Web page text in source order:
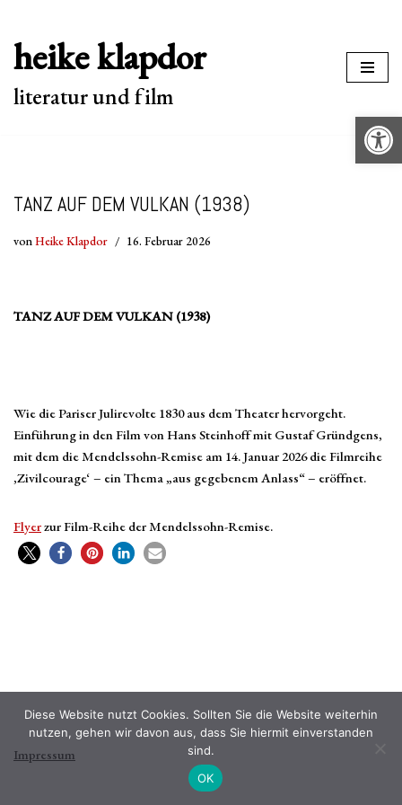
Zum
Inhalt
springen
heike klapdor
literatur und film
TANZ AUF DEM VULKAN (1938)
vonHeike Klapdor 16. Februar 2026
TANZ AUF DEM VULKAN (1938)
Wie die Pariser Julirevolte 1830 aus dem Theater hervorgeht.
Einführung in den Film von Hans Steinhoff mit Gustaf Gründgens,
mit dem die Mendelssohn-Remise am 14. Januar 2026 die Filmreihe
‚Zivilcourage‘ – ein Thema „aus gegebenem Anlass“ – eröffnet.
Flyerzur Film-Reihe der Mendelssohn-Remise.
Impressum
Diese Website nutzt Cookies. Sollten Sie die Website weiterhin
nutzen, gehen wir davon aus, dass Sie hiermit einverstanden
sind.
OK